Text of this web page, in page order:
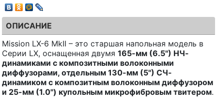
ОПИСАНИЕ
Mission LX-6 MkII – это старшая напольная модель в
Серии LX, оснащенная двумя 165-мм (6.5") НЧ-
динамиками с композитными волоконными
диффузорами, отдельным 130-мм (5") СЧ-
динамиком с композитным волоконным диффузором
и 25-мм (1.0") купольным микрофибровым твитером.